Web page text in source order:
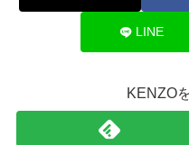
LINE
KENZO